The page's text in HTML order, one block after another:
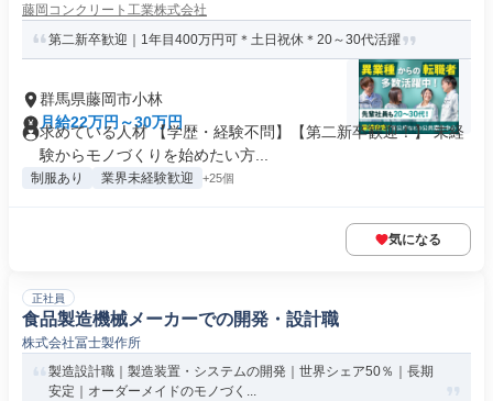
藤岡コンクリート工業株式会社
第二新卒歓迎｜1年目400万円可＊土日祝休＊20～30代活躍
群馬県藤岡市小林
月給22万円～30万円
求めている人材 【学歴・経験不問】【第二新卒歓迎！】 未経
験からモノづくりを始めたい方...
制服あり 業界未経験歓迎 +25個
気になる
正社員
食品製造機械メーカーでの開発・設計職
株式会社冨士製作所
製造設計職｜製造装置・システムの開発｜世界シェア50％｜長期
安定｜オーダーメイドのモノづく...